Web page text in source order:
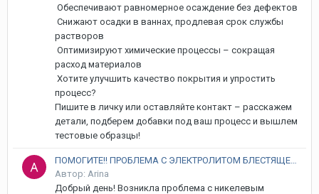
Обеспечивают равномерное осаждение без дефектов
Снижают осадки в ваннах, продлевая срок службы
растворов
Оптимизируют химические процессы – сокращая
расход материалов
Хотите улучшить качество покрытия и упростить
процесс?
Пишите в личку или оставляйте контакт – расскажем
детали, подберем добавки под ваш процесс и вышлем
тестовые образцы!
Автор: Arina
Добрый день! Возникла проблема с никелевым